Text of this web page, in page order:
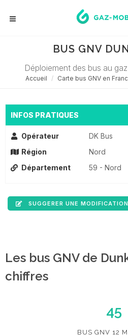
BUS GNV
Déploiement des bus au
Accueil Carte bus GNV en
INFOS PRATIQUES
Opérateur
DK Bus
Région
Nord
Département
59 - Nord
SUGGERER UNE MODIFICATION
Les bus GNV de
chiffres
45
BUS GNV 12